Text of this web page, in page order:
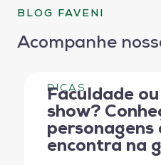
BLOG FAVENI
Acompanhe
DICAS
Faculdade
show?
personagens
encontra na